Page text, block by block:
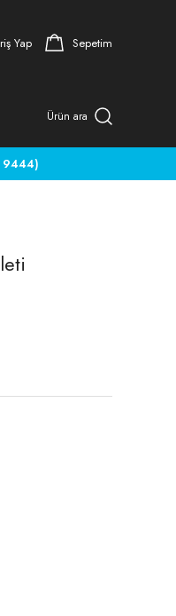
Yap Sepetim
Ürün ara
9444)